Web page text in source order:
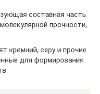
составная часть.
прочности,
кремний, серу и прочие
для формирования